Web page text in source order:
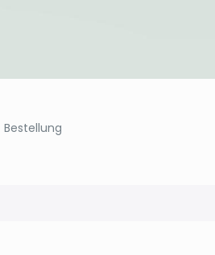
Bestellung